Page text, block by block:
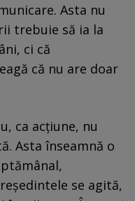
Asta nu
trebuie să ia la
ci că
că nu are doar
ca acțiune, nu
Asta înseamnă o
se agită,